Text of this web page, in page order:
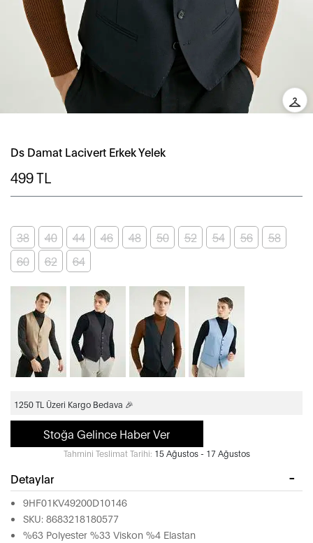
Ds Damat Lacivert Erkek Yelek
499TL
38 40 44 46 48 50 52 54 56
58
60
62 64
1250 TL Üzeri Kargo Bedava 🎉
Stoğa Gelince Haber Ver
Tahmini Teslimat Tarihi: 15 Ağustos - 17 Ağustos
Detaylar
9HF01KV49200D10146
SKU: 8683218180577
%63 Polyester %33 Viskon %4 Elastan